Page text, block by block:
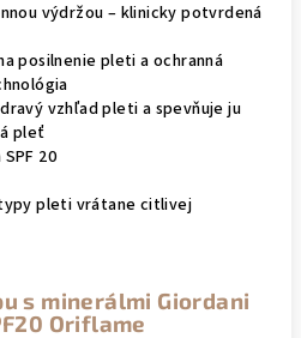
výdržou – klinicky potvrdená
posilnenie pleti a ochranná
vzhľad pleti a spevňuje ju
pleť
20
pleti vrátane citlivej
s minerálmi Giordani
Oriflame